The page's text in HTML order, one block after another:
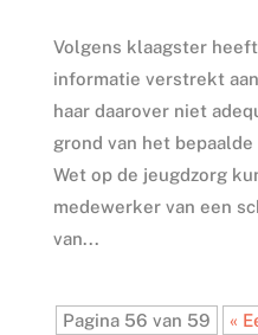
Volgens klaagster
informatie verstrekt
haar daarover niet
grond van het
Wet op de jeugdzorg
medewerker van een
van...
Pagina 56 van 59
«